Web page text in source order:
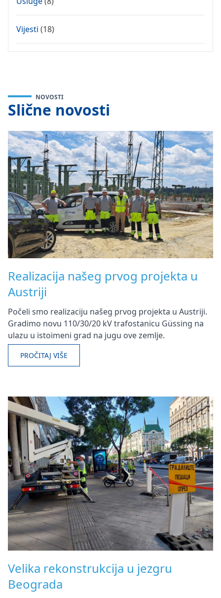
Vijesti (18)
NOVOSTI
Slične novosti
Realizacija našeg prvog projekta u
Austriji
Počeli smo realizaciju našeg prvog projekta u Austriji.
Gradimo novu 110/30/20 kV trafostanicu Güssing na
ulazu u istoimeni grad na jugu ove zemlje.
PROČITAJ VIŠE
Velika rekonstrukcija u jezgru
Beograda